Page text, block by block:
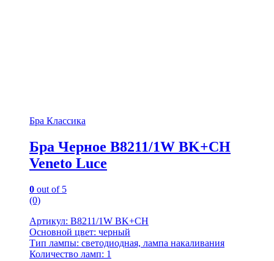
Бра Классика
Бра Черное B8211/1W BK+CH
Veneto Luce
0 out of 5
(0)
Артикул: B8211/1W BK+CH
Основной цвет: черный
Тип лампы: светодиодная, лампа накаливания
Количество ламп: 1